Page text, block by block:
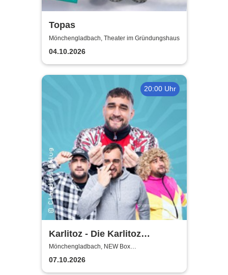
Topas
Mönchengladbach, Theater im Gründungshaus
04.10.2026
20:00 Uhr
Karlitoz - Die Karlitoz
Supershow
Mönchengladbach, NEW Box
Mönchengladbach
07.10.2026